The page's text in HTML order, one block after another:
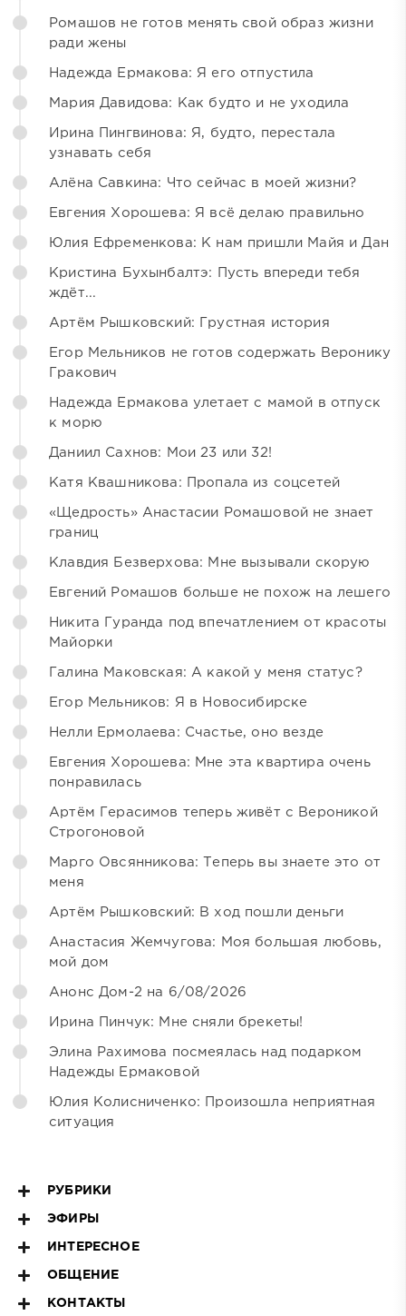
Ромашов не готов менять свой образ жизни
ради жены
Надежда Ермакова: Я его отпустила
Мария Давидова: Как будто и не уходила
Ирина Пингвинова: Я, будто, перестала
узнавать себя
Алёна Савкина: Что сейчас в моей жизни?
Евгения Хорошева: Я всё делаю правильно
Юлия Ефременкова: К нам пришли Майя и Дан
Кристина Бухынбалтэ: Пусть впереди тебя
ждёт...
Артём Рышковский: Грустная история
Егор Мельников не готов содержать Веронику
Гракович
Надежда Ермакова улетает с мамой в отпуск
к морю
Даниил Сахнов: Мои 23 или 32!
Катя Квашникова: Пропала из соцсетей
«Щедрость» Анастасии Ромашовой не знает
границ
Клавдия Безверхова: Мне вызывали скорую
Евгений Ромашов больше не похож на лешего
Никита Гуранда под впечатлением от красоты
Майорки
Галина Маковская: А какой у меня статус?
Егор Мельников: Я в Новосибирске
Нелли Ермолаева: Счастье, оно везде
Евгения Хорошева: Мне эта квартира очень
понравилась
Артём Герасимов теперь живёт с Вероникой
Строгоновой
Марго Овсянникова: Теперь вы знаете это от
меня
Артём Рышковский: В ход пошли деньги
Анастасия Жемчугова: Моя большая любовь,
мой дом
Анонс Дом-2 на 6/08/2026
Ирина Пинчук: Мне сняли брекеты!
Элина Рахимова посмеялась над подарком
Надежды Ермаковой
Юлия Колисниченко: Произошла неприятная
ситуация
РУБРИКИ
ЭФИРЫ
ИНТЕРЕСНОЕ
ОБЩЕНИЕ
КОНТАКТЫ